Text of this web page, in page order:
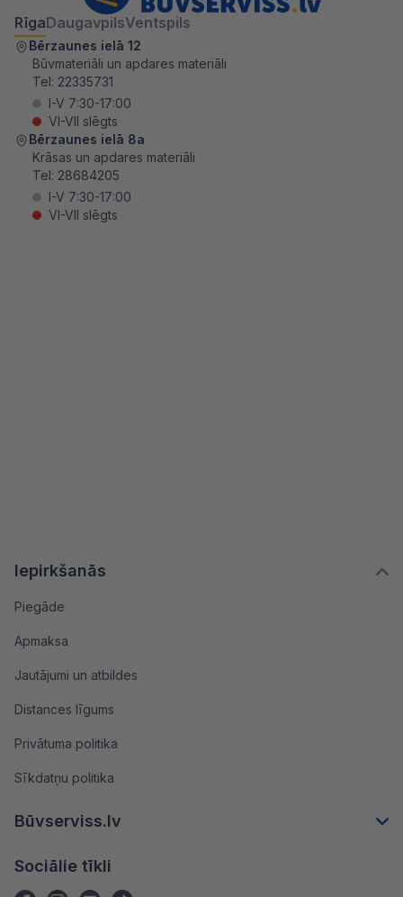
Iepirkšanās
Piegāde
Apmaksa
Jautājumi un atbildes
Distances līgums
Privātuma politika
Sīkdatņu politika
Būvserviss.lv
Sociālie tīkli
RīgaDaugavpilsVentspils
Bērzaunes ielā 12
Būvmateriāli un apdares materiāli
Tel: 22335731
I-V 7:30-17:00
VI-VII slēgts
Bērzaunes ielā 8a
Krāsas un apdares materiāli
Tel: 28684205
I-V 7:30-17:00
VI-VII slēgts